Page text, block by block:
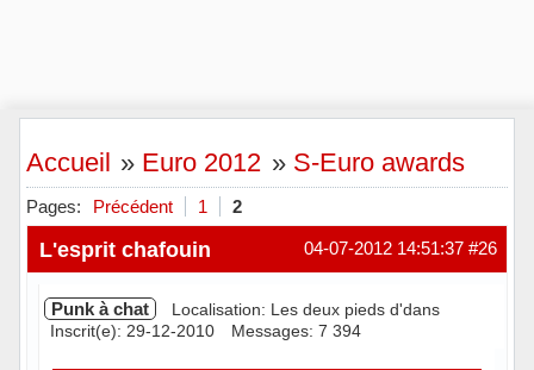
Accueil » Euro 2012 » S-Euro awards
Pages: Précédent 1 2
#26
04-07-2012 14:51:37
L'esprit chafouin
Punk à chat
Localisation: Les deux pieds d'dans
Inscrit(e): 29-12-2010
Messages: 7 394